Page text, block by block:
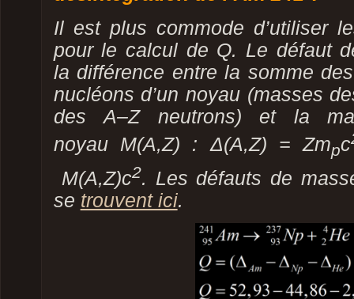
Il est plus commode d’utiliser
pour le calcul de Q. Le défaut
la différence entre la somme
nucléons d’un noyau (masses
desA–Zneutrons) et la
noyau M(A,Z) : Δ(A,Z) =Zmpc
M(A,Z)c2. Les défauts de
se trouvent ici.